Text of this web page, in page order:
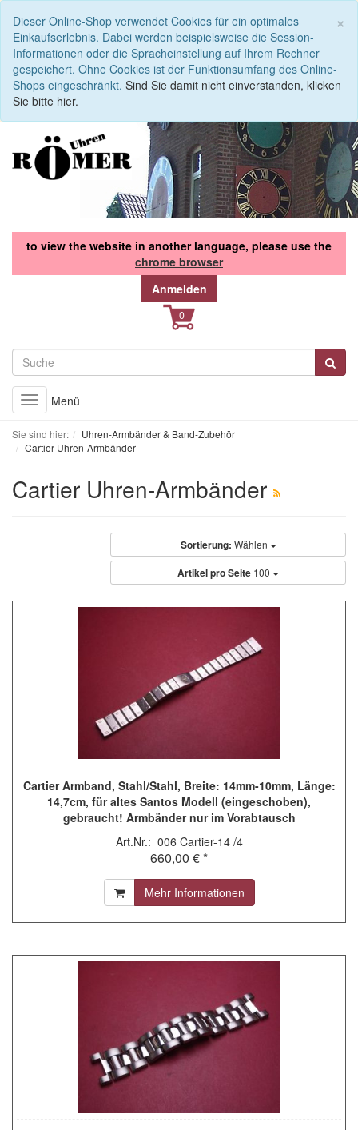
×
Dieser Online-Shop verwendet Cookies für ein optimales
Einkaufserlebnis. Dabei werden beispielsweise die Session-
Informationen oder die Spracheinstellung auf Ihrem Rechner
gespeichert. Ohne Cookies ist der Funktionsumfang des Online-
Shops eingeschränkt. Sind Sie damit nicht einverstanden, klicken
Sie bitte hier.
to view the website in another language, please use the
chrome browser
Anmelden
Toggle
navigation
Menü
Sie sind hier:
Uhren-Armbänder & Band-Zubehör
Cartier Uhren-Armbänder
Cartier Uhren-Armbänder
Sortierung: Wählen
Artikel pro Seite 100
Cartier Armband, Stahl/Stahl, Breite: 14mm-10mm, Länge:
14,7cm, für altes Santos Modell (eingeschoben),
gebraucht! Armbänder nur im Vorabtausch
Art.Nr.: 006 Cartier-14 /4
660,00 € *
Mehr Informationen